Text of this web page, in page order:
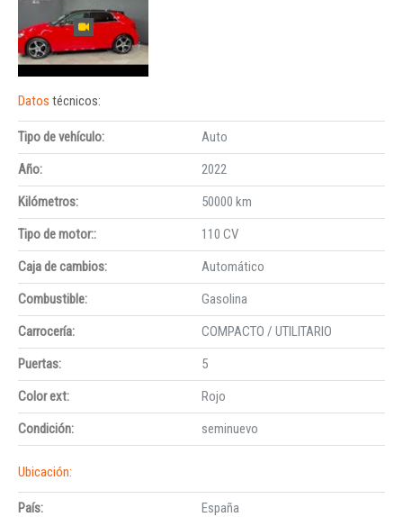
Datos técnicos:
Tipo de vehículo:
Auto
Año:
2022
Kilómetros:
50000 km
Tipo de motor::
110 CV
Caja de cambios:
Automático
Combustible:
Gasolina
Carrocería:
COMPACTO / UTILITARIO
Puertas:
5
Color ext:
Rojo
Condición:
seminuevo
Ubicación:
País:
España